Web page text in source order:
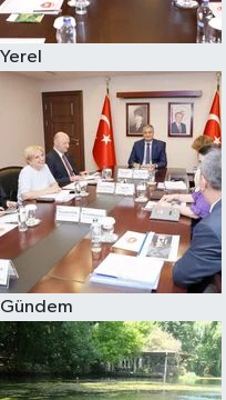
Yerel
Gündem
Yerel Yönetimler
Yurttan